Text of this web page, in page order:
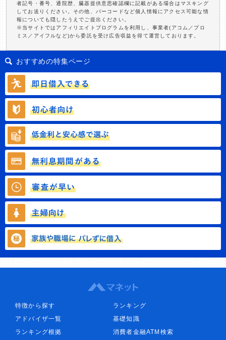
者記号・番号、通院歴、臓器提供意思確認欄に記載がある場合はマスキング
してお送りください。その他、バーコードなど個人情報にアクセス可能な情
報についても隠したうえでご提出ください。
※当サイトではアフィリエイトプログラムを利用し、事業者(アコム／プロ
ミス／アイフルなど)から委託を受け広告収益を得て運営しております。
おすすめの特集ページ
特徴から探す
ランキング
アドバイザ一覧
基礎知識
ランキング根拠
消費者金融ATM検索